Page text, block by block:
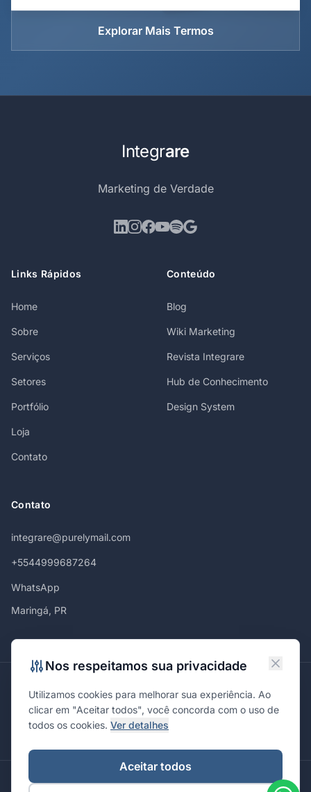
Explorar Mais Termos
Integrare
Marketing de Verdade
Links Rápidos
Home
Sobre
Serviços
Setores
Portfólio
Loja
Contato
Conteúdo
Blog
Wiki Marketing
Revista Integrare
Hub de Conhecimento
Design System
Contato
integrare@purelymail.com
+5544999687264
WhatsApp
Maringá, PR
MaringáCuritibaSão PauloLondrinaCascavelPonta Grossa
Florianópolis BrasíliaJoinvilleCampinas
© 2026 Integrare. Marketing de Verdade. Todos os direitos
Nos respeitamos sua privacidade
Utilizamos cookies para melhorar sua experiência. Ao
clicar em "Aceitar todos", você concorda com o uso de
todos os cookies. Ver detalhes
Aceitar todos